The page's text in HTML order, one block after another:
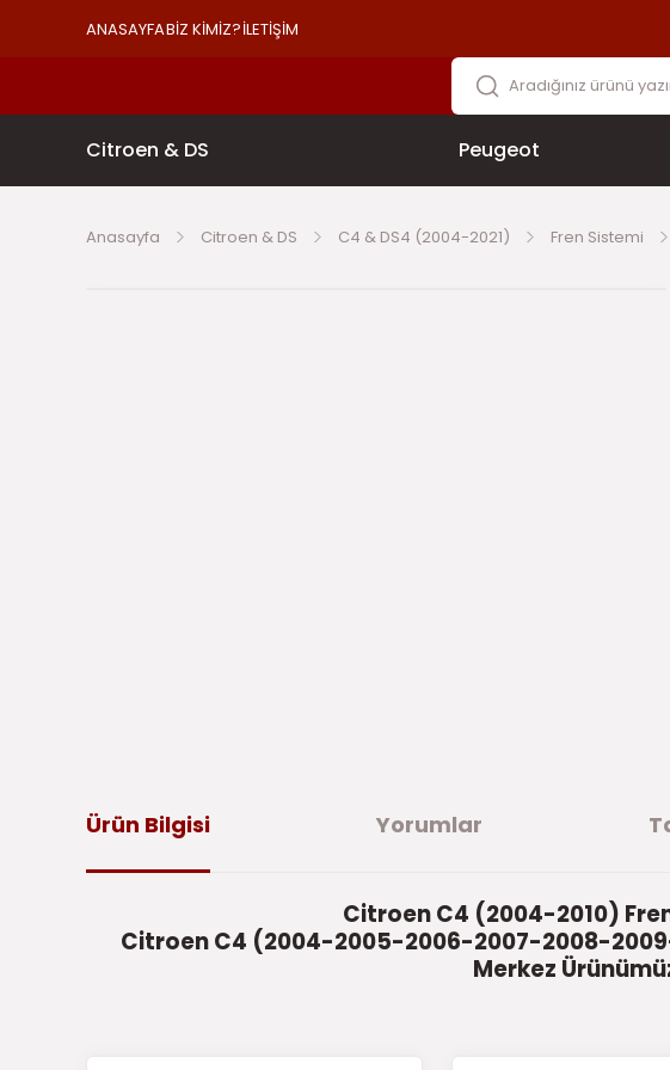
ANASAYFABİZ KİMİZ?İLETİŞİM
Citroen & DS Peugeot
Anasayfa Citroen & DS C4 & DS4 (2004-2021) Fren Sistemi
Ürün Bilgisi Yorumlar
Citroen C4 (2004-2010)
Citroen C4 (2004-2005-2006-2007-2008-
Merkez
Bu ürüne ilk yorumu